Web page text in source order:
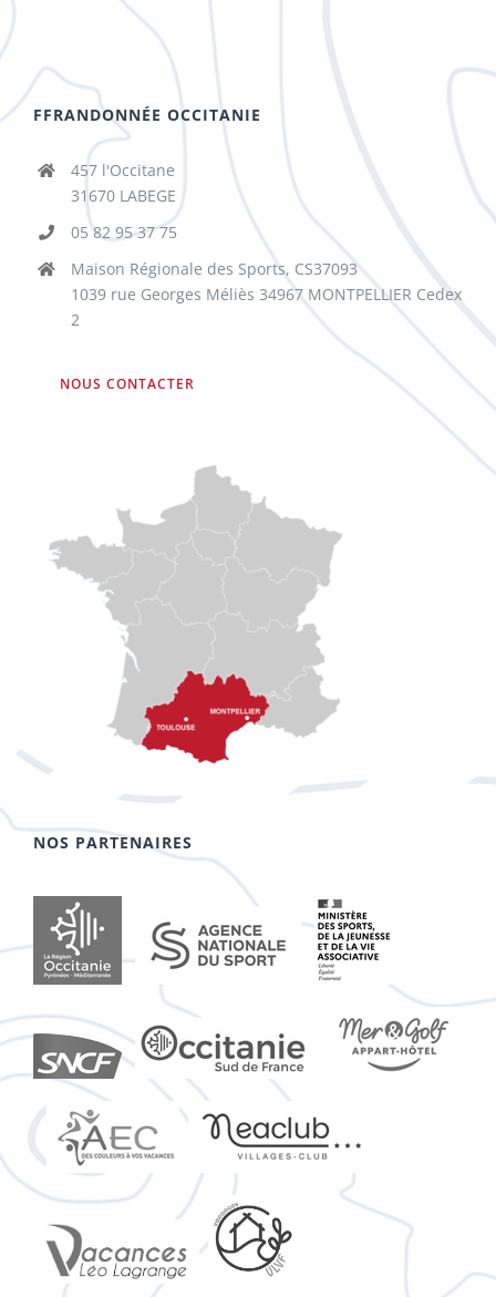
FFRANDONNÉE OCCITANIE
457 l'Occitane
31670 LABEGE
05 82 95 37 75
Maison Régionale des Sports, CS37093
1039 rue Georges Méliès 34967 MONTPELLIER Cedex
2
NOUS CONTACTER
NOS PARTENAIRES